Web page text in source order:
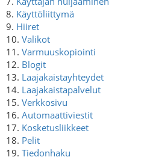
8. Käyttöliittymä
9. Hiiret
10. Valikot
11. Varmuuskopiointi
12. Blogit
13. Laajakaistayhteydet
14. Laajakaistapalvelut
15. Verkkosivu
16. Automaattiviestit
17. Kosketusliikkeet
18. Pelit
19. Tiedonhaku